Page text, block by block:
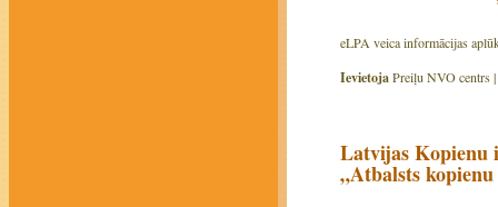
eLPA veica informācijas
IevietojaPreiļu NVO centrs |
Latvijas Kopienu
„Atbalsts